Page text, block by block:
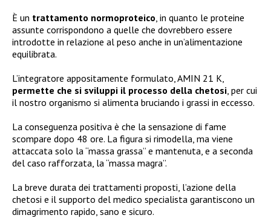
È un trattamento normoproteico , in quanto le proteine
assunte corrispondono a quelle che dovrebbero essere
introdotte in relazione al peso anche in un’alimentazione
equilibrata.
L’integratore appositamente formulato, AMIN 21 K,
permette che si sviluppi il processo della chetosi , per cui
il nostro organismo si alimenta bruciando i grassi in eccesso.
La conseguenza positiva è che la sensazione di fame
scompare dopo 48 ore. La figura si rimodella, ma viene
attaccata solo la “massa grassa” e mantenuta, e a seconda
del caso rafforzata, la “massa magra”.
La breve durata dei trattamenti proposti, l’azione della
chetosi e il supporto del medico specialista garantiscono un
dimagrimento rapido, sano e sicuro.